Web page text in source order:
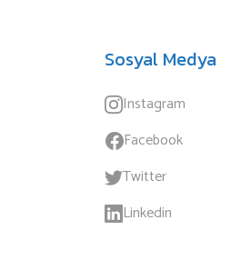
Sosyal Medya
Instagram
Facebook
Twitter
Linkedin